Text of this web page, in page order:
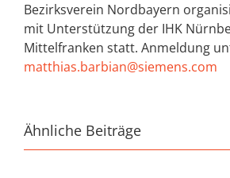
Bezirksverein Nordbayern
mit Unterstützung der IHK
Mittelfranken statt. Anmeldung
matthias.barbian@siemens.com
Ähnliche Beiträge